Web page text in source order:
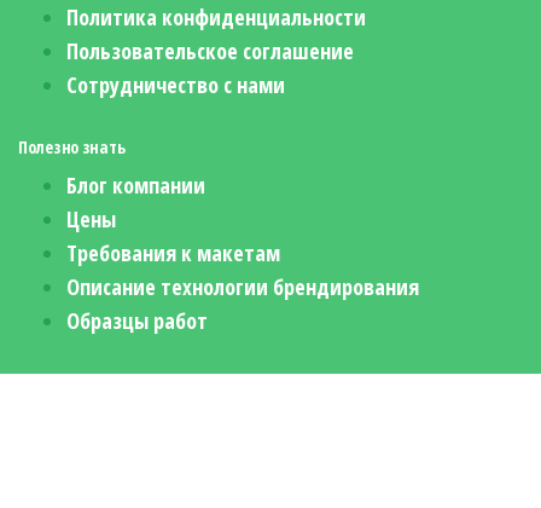
Политика конфиденциальности
Пользовательское соглашение
Сотрудничество с нами
Полезно знать
Блог компании
Цены
Требования к макетам
Описание технологии брендирования
Образцы работ